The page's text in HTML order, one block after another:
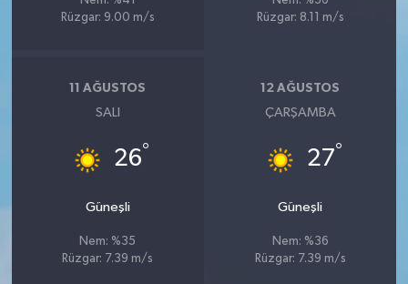
Rüzgar: 9.00 m/s
Rüzgar: 8.11 m/s
11 AĞUSTOS
SALI
26°
Güneşli
Nem: %35
Rüzgar: 7.39 m/s
12 AĞUSTOS
ÇARŞAMBA
27°
Güneşli
Nem: %36
Rüzgar: 7.39 m/s